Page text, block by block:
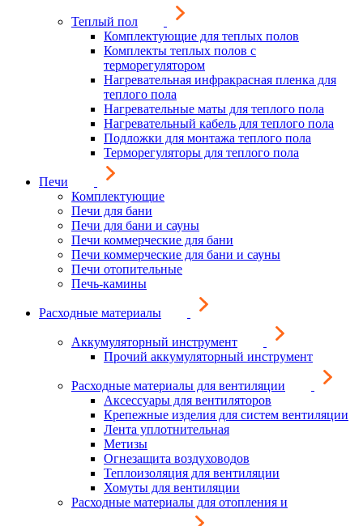
Теплый пол
Комплектующие для теплых полов
Комплекты теплых полов с
терморегулятором
Нагревательная инфракрасная пленка для
теплого пола
Нагревательные маты для теплого пола
Нагревательный кабель для теплого пола
Подложки для монтажа теплого пола
Терморегуляторы для теплого пола
Печи
Комплектующие
Печи для бани
Печи для бани и сауны
Печи коммерческие для бани
Печи коммерческие для бани и сауны
Печи отопительные
Печь-камины
Расходные материалы
Аккумуляторный инструмент
Прочий аккумуляторный инструмент
Расходные материалы для вентиляции
Аксессуары для вентиляторов
Крепежные изделия для систем вентиляции
Лента уплотнительная
Метизы
Огнезащита воздуховодов
Теплоизоляция для вентиляции
Хомуты для вентиляции
Расходные материалы для отопления и